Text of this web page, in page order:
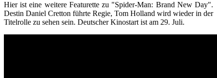
Hier ist eine weitere Featurette zu "Spider-Man: Brand New Day".
Destin Daniel Cretton führte Regie, Tom Holland wird wieder in der
Titelrolle zu sehen sein. Deutscher Kinostart ist am 29. Juli.